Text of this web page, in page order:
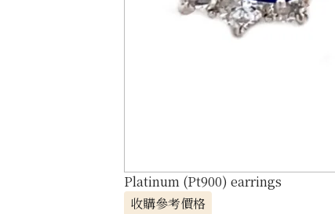
Platinum (Pt900) earrings
收購參考價格